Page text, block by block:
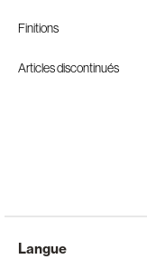
Finitions
Articles discontinués
Langue